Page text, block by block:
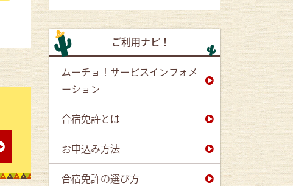
ご利用ナビ！
ムーチョ！サービスインフォメ
ーション
合宿免許とは
お申込み方法
合宿免許の選び方